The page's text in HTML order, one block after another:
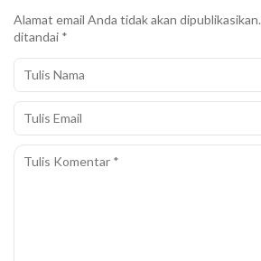
Alamat email Anda tidak akan dipublikasikan.
ditandai *